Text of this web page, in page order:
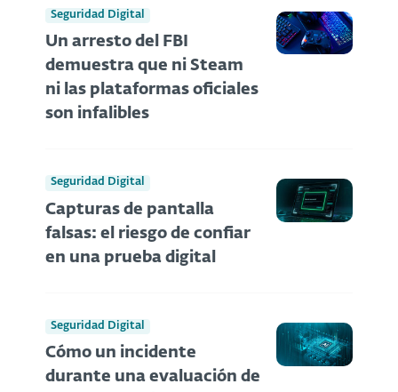
Seguridad Digital
Un arresto del FBI
demuestra que ni Steam
ni las plataformas oficiales
son infalibles
Seguridad Digital
Capturas de pantalla
falsas: el riesgo de confiar
en una prueba digital
Seguridad Digital
Cómo un incidente
durante una evaluación de